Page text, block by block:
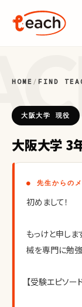
HOME / FIND
大阪大学 現役
大阪大学 3
● 先生からの
初めまして！
もっけと申し
械を専門に勉強
【受験エピソー